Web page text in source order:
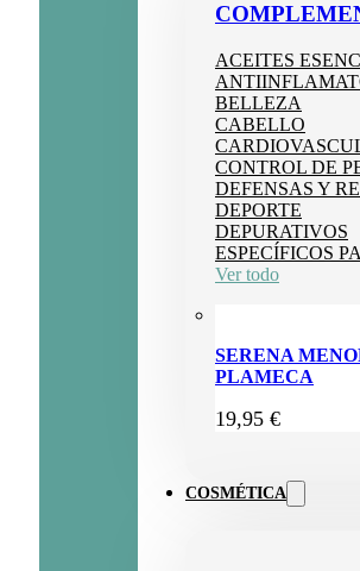
ACEITES
BELLEZA
CABELLO
CONTROL DE
DEFENSAS Y
DEPORTE
DEPURATIVOS
ESPECÍFICOS
Ver todo
SERENA
PLAMECA
19,95 €
COSMÉTICA